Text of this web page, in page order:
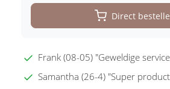
Direct
Frank (08-05) "Geweldige
Samantha (26-4) "Super